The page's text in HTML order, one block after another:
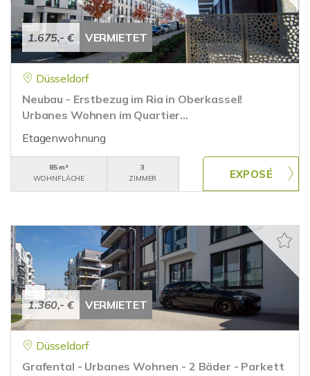
1.675,- € VERMIETET
Düsseldorf
Neubau - Erstbezug im Ria in Oberkassel!
Urbanes Wohnen im Quartier...
Etagenwohnung
85 m²
WOHNFLÄCHE
3
ZIMMER
1.360,- € VERMIETET
Düsseldorf
Grafental - Urbanes Wohnen - 2 Bäder - Parkett